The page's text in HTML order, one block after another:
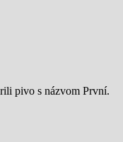
pivo s názvom První.